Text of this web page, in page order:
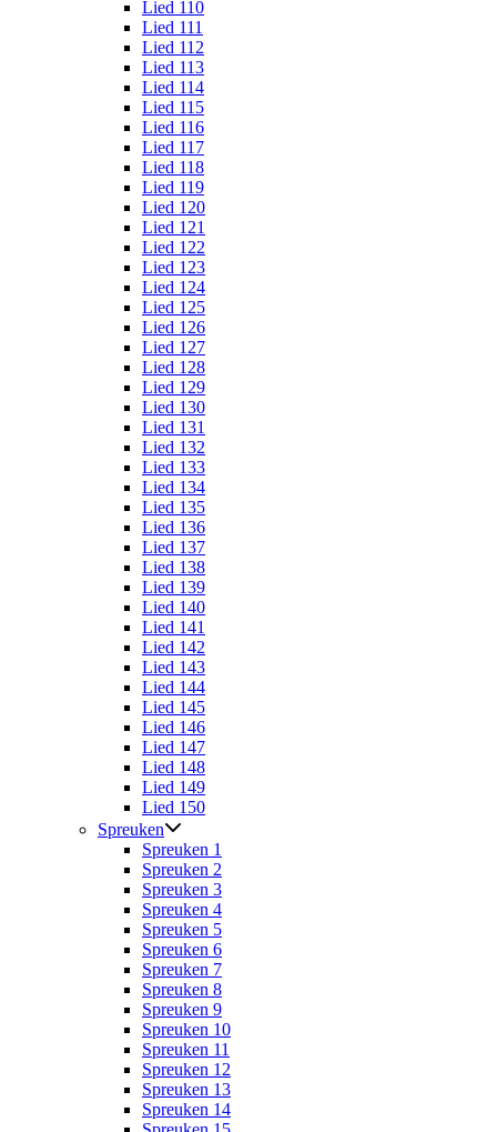
Lied 110
Lied 111
Lied 112
Lied 113
Lied 114
Lied 115
Lied 116
Lied 117
Lied 118
Lied 119
Lied 120
Lied 121
Lied 122
Lied 123
Lied 124
Lied 125
Lied 126
Lied 127
Lied 128
Lied 129
Lied 130
Lied 131
Lied 132
Lied 133
Lied 134
Lied 135
Lied 136
Lied 137
Lied 138
Lied 139
Lied 140
Lied 141
Lied 142
Lied 143
Lied 144
Lied 145
Lied 146
Lied 147
Lied 148
Lied 149
Lied 150
Spreuken
Spreuken 1
Spreuken 2
Spreuken 3
Spreuken 4
Spreuken 5
Spreuken 6
Spreuken 7
Spreuken 8
Spreuken 9
Spreuken 10
Spreuken 11
Spreuken 12
Spreuken 13
Spreuken 14